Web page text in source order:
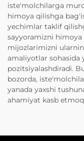
iste'molchilarga
himoya qilishga
yechimlar taklif
sayyoramizni
mijozlarimizni
amaliyotlar sohasida
pozitsiyalashdiradi.
bozorda,
yanada yaxshi
ahamiyat kasb